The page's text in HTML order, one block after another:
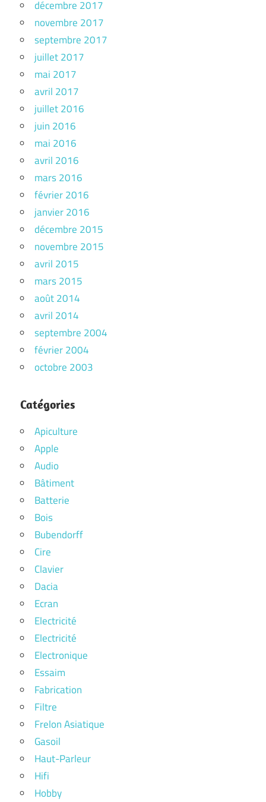
décembre 2017
novembre 2017
septembre 2017
juillet 2017
mai 2017
avril 2017
juillet 2016
juin 2016
mai 2016
avril 2016
mars 2016
février 2016
janvier 2016
décembre 2015
novembre 2015
avril 2015
mars 2015
août 2014
avril 2014
septembre 2004
février 2004
octobre 2003
Catégories
Apiculture
Apple
Audio
Bâtiment
Batterie
Bois
Bubendorff
Cire
Clavier
Dacia
Ecran
Electricité
Electricité
Electronique
Essaim
Fabrication
Filtre
Frelon Asiatique
Gasoil
Haut-Parleur
Hifi
Hobby